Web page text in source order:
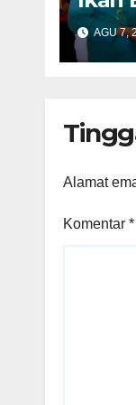
AGU 7,
Alamat
Komentar *